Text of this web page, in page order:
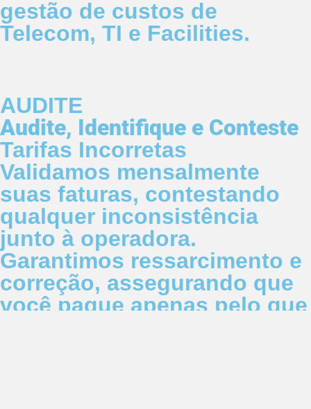
gestão de custos de
Telecom, TI e Facilities.
AUDITE
Audite, Identifique e Conteste
Tarifas Incorretas
Validamos mensalmente
suas faturas, contestando
qualquer inconsistência
junto à operadora.
Garantimos ressarcimento e
correção, assegurando que
você pague apenas pelo que